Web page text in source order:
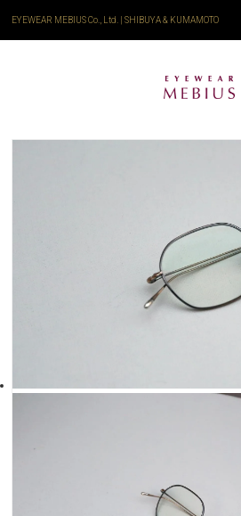
EYEWEAR MEBIUS Co., Ltd. | SHIBUYA & KUMAMOTO